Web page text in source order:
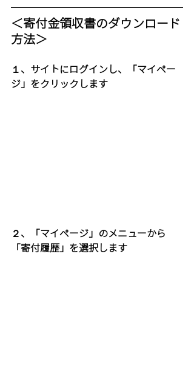
＜寄付金領収書のダウンロード
方法＞
１、サイトにログインし、「マイペー
ジ」をクリックします
２、「マイページ」のメニューから
「寄付履歴」を選択します